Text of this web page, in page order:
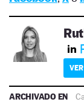
ARCHIVADO EN